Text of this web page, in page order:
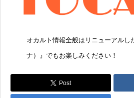
オカルト情報全般はリニューアルし
ナ） 』でもお楽しみください！
Post